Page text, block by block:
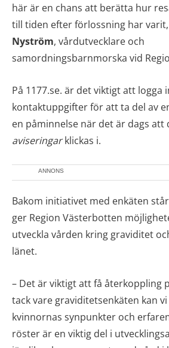
här är en chans att berätta hur
till tiden efter förlossning har
Nyström, vårdutvecklare och
samordningsbarnmorska vid
På 1177.se. är det viktigt att logga
kontaktuppgifter för att ta del av
en påminnelse när det är dags att
aviseringarklickas i.
ANNONS
Bakom initiativet med enkäten
ger Region Västerbotten
utveckla vården kring graviditet
länet.
– Det är viktigt att få återkoppling
tack vare graviditetsenkäten kan
kvinnornas synpunkter och
röster är en viktig del i